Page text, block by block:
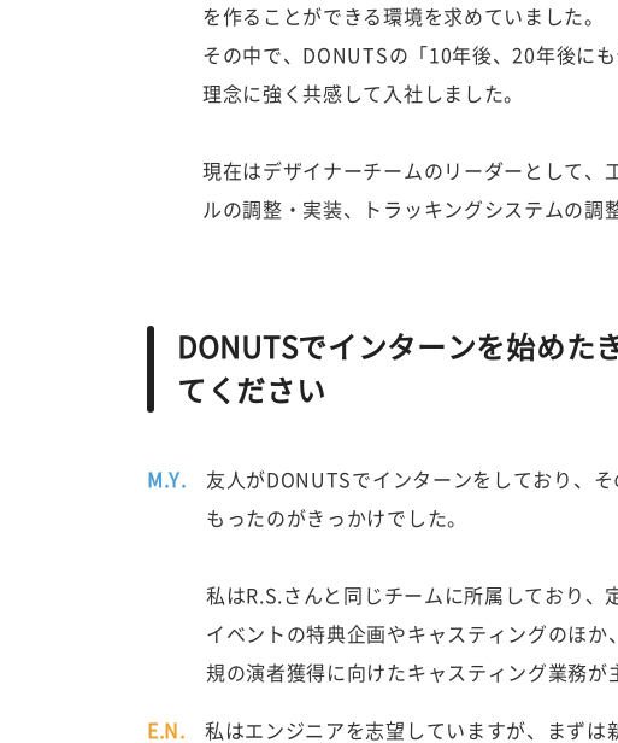
を作ることができる環境を求めていました。
その中で、DONUTSの「10年後、20年後に
理念に強く共感して入社しました。
現在はデザイナーチームのリーダーとして、
ルの調整・実装、トラッキングシステムの調
DONUTSでインターンを始めた
てください
M.Y.
友人がDONUTSでインターンをしており、
もったのがきっかけでした。
私はR.S.さんと同じチームに所属しており、
イベントの特典企画やキャスティングのほ
規の演者獲得に向けたキャスティング業務が
E.N. 私はエンジニアを志望していますが、まず